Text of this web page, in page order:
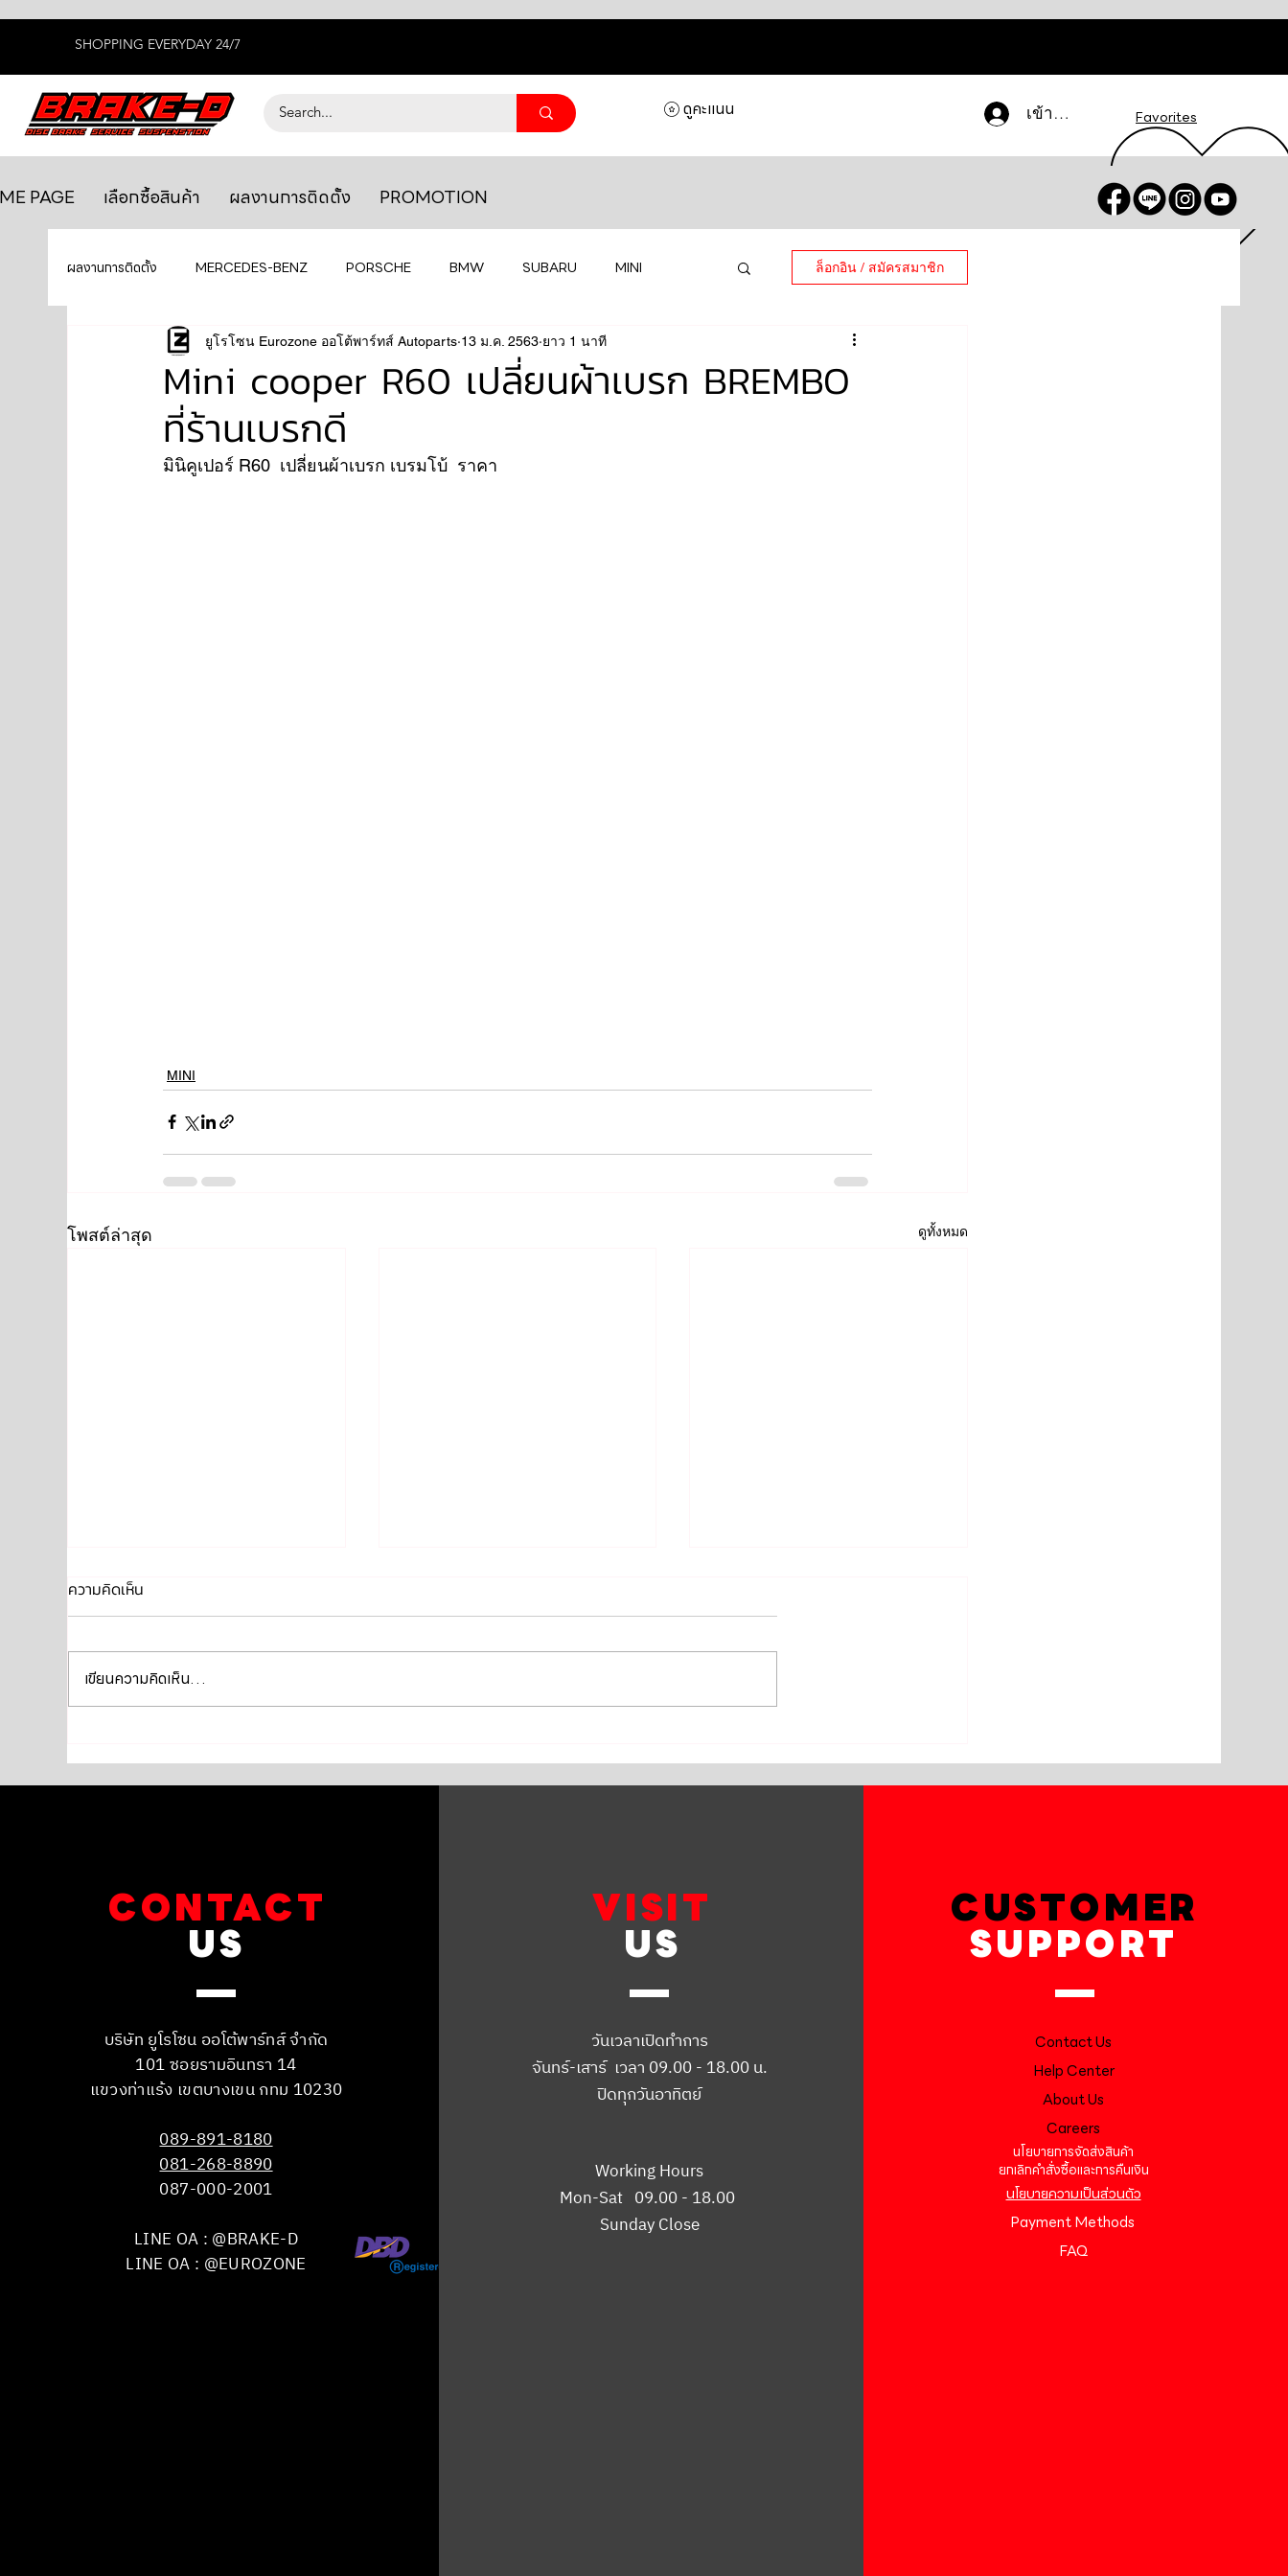
SHOPPING EVERYDAY 24/7
เข้าสู่ระบบ Favorites
ดูคะแนน
PAGE เลือกซื้อสินค้า ผลงานการติดตั้ง PROMOTION
ผลงานการติดตั้ง MERCEDES-BENZ PORSCHE BMW SUBARU MINI
LEXUS ยางรถยนต์ AUDI MASERATI LAMBORGHINI
MAHLE MAZDA
ล็อกอิน / สมัครสมาชิก
Mini cooper R60 เปลี่ยนผ้าเบรก BREMBO
ที่ร้านเบรกดี
ยูโรโซน Eurozone ออโต้พาร์ทส์ Autoparts 13 ม.ค. 2563 ยาว 1 นาที
มินิคูเปอร์ R60  เปลี่ยนผ้าเบรก เบรมโบ้  ราคา
MINI
โพสต์ล่าสุด ดูทั้งหมด
ระบบเบรกยกชุดผ้าจาน
น้ำมันเบรกตามระยะเซอร์วิส
Countryman ✅ เซอร์วิสเช็คระยะ
ถ่ายน้ำมันเครื่อง
ความคิดเห็น
เขียนความคิดเห็น…
CONTACT
US
บริษัท ยูโรโซน ออโต้พาร์ทส์ จำกัด
101 ซอยรามอินทรา 14
แขวงท่าแร้ง เขตบางเขน กทม 10230
089-891-8180
081-268-8890
087-000-2001
LINE OA : @BRAKE-D
LINE OA : @EUROZONE
VISIT
US
วันเวลาเปิดทำการ
จันทร์-เสาร์ เวลา 09.00 - 18.00 น.
ปิดทุกวันอาทิตย์
Working Hours
Mon-Sat 09.00 - 18.00
Sunday Close
CUSTOMER
SUPPORT
Contact Us
Help Center
About Us
Careers
นโยบายการจัดส่งสินค้า
ยกเลิกคำสั่งซื้อและการคืนเงิน
นโยบายความเป็นส่วนตัว
Payment Methods
FAQ